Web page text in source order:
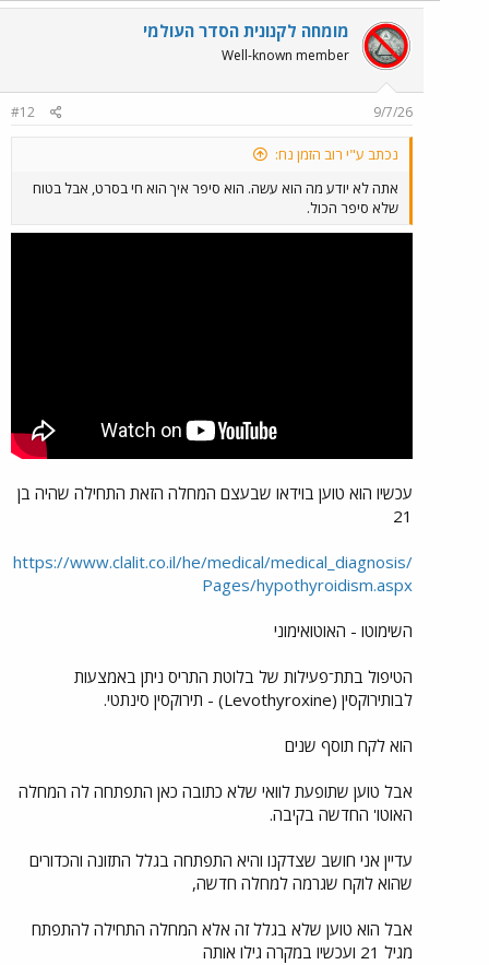
מומחה לקנונית הסדר העולמי
Well-known member
9/7/26
#12
נכתב ע"י רוב הזמן נח:
אתה לא יודע מה הוא עשה. הוא סיפר איך הוא חי בסרט, אבל בטוח
שלא סיפר הכול.
עכשיו הוא טוען בוידאו שבעצם המחלה הזאת התחילה שהיה בן
21
https://www.clalit.co.il/he/medical/medical_diagnosis/
Pages/hypothyroidism.aspx
השימוטו - האוטואימוני
הטיפול בתת־פעילות של בלוטת התריס ניתן באמצעות
לבותירוקסין (Levothyroxine) - תירוקסין סינתטי.
הוא לקח תוסף שנים
אבל טוען שתופעת לוואי שלא כתובה כאן התפתחה לה המחלה
האוטו' החדשה בקיבה.
עדיין אני חושב שצדקנו והיא התפתחה בגלל התזונה והכדורים
שהוא לוקח שגרמה למחלה חדשה,
אבל הוא טוען שלא בגלל זה אלא המחלה התחילה להתפתח
מגיל 21 ועכשיו במקרה גילו אותה